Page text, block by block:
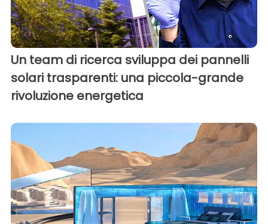
Un team di ricerca sviluppa dei pannelli
solari trasparenti: una piccola-grande
rivoluzione energetica